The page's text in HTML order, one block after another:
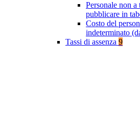
Personale non
pubblicare in
Costo del
indeterminato
Tassi di assenza 9